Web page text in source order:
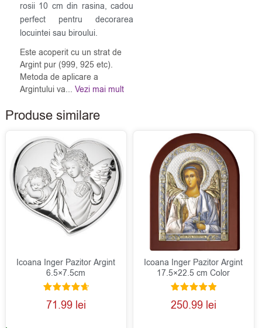
rosii 10 cm din rasina, cadou
perfect pentru decorarea
locuintei sau biroului.
Este acoperit cu un strat de
Argint pur (999, 925 etc).
Metoda de aplicare a
Argintului va... Vezi mai mult
Produse similare
Icoana Inger Pazitor Argint
6.5×7.5cm
Evaluat la
4.75
71.99 lei
Icoana Inger Pazitor Argint
17.5×22.5 cm Color
Evaluat la
5.00
250.99 lei